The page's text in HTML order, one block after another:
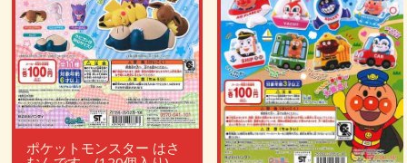
ポケットモンスター はさ